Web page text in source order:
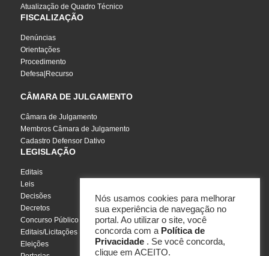
Atualização de Quadro Técnico
FISCALIZAÇÃO
Denúncias
Orientações
Procedimento
Defesa|Recurso
CÂMARA DE JULGAMENTO
Câmara de Julgamento
Membros Câmara de Julgamento
Cadastro Defensor Dativo
LEGISLAÇÃO
Editais
Leis
Decisões
Decretos
Concurso Público
Editais/Licitações
Eleições
Nós usamos cookies para melhorar
sua experiência de navegação no
portal. Ao utilizar o site, você
concorda com a Política de
Privacidade . Se você concorda,
clique em ACEITO.